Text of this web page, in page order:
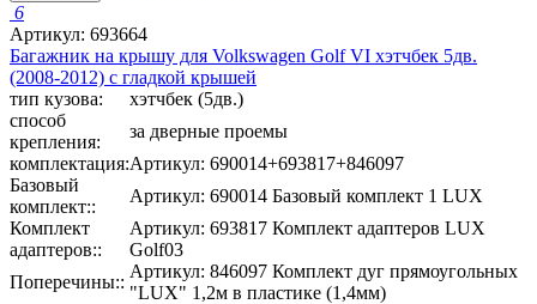
6
Артикул: 693664
Багажник на крышу для Volkswagen Golf VI хэтчбек 5дв.
(2008-2012) с гладкой крышей
тип кузова:
хэтчбек (5дв.)
способ
крепления:
за дверные проемы
комплектация:Артикул: 690014+693817+846097
Базовый
комплект::
Артикул: 690014 Базовый комплект 1 LUX
Комплект
адаптеров::
Артикул: 693817 Комплект адаптеров LUX
Golf03
Поперечины::
Артикул: 846097 Комплект дуг прямоугольных
"LUX" 1,2м в пластике (1,4мм)